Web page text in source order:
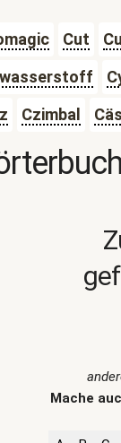
Cut
Czimbal
Mache